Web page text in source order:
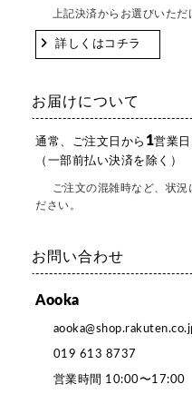
上記決済からお選びいただ
詳しくはコチラ
お届けについて
通常、ご注文日から 1営業日
（一部前払い決済を除く）
ご注文の混雑時など、状
ださい。
お問い合わせ
Aooka
019 613 8737
営業時間 10:00〜17:00